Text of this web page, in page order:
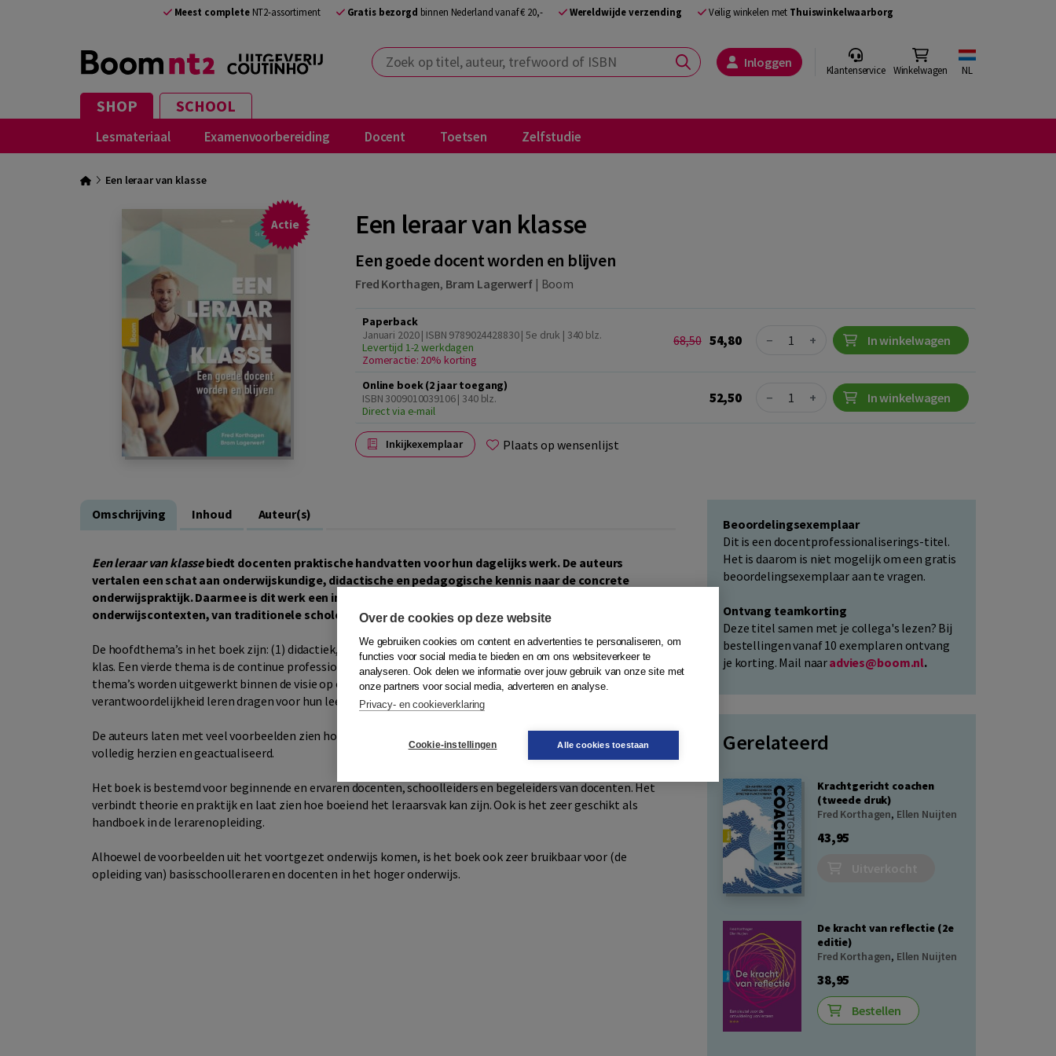
Meest completeNT2-assortiment Gratis bezorgd binnen Nederland vanaf € 20,- Wereldwijde verzending Veilig winkelen met Thuiswinkelwaarborg
Zoek op titel, auteur, trefwoord of ISBN Inloggen Klantenservice Winkelwagen NL
SHOP SCHOOL
Lesmateriaal Examenvoorbereiding Docent Toetsen Zelfstudie
Een leraar van klasse
Een leraar van klasse
Een goede docent worden en blijven
Fred Korthagen, Bram Lagerwerf| Boom
Actie
Paperback
Januari 2020 | ISBN 9789024428830 | 5e druk | 340 blz.
Levertijd 1-2 werkdagen
Zomeractie: 20% korting
68,50 54,80 Quantity
− + In winkelwagen
Online boek (2 jaar toegang)
ISBN 3009010039106| 340 blz.
Direct via e-mail
52,50 Quantity
− + In winkelwagen
Inkijkexemplaar Plaats op wensenlijst
Omschrijving Inhoud Auteur(s)
Een leraar van klassebiedt docenten praktische handvatten voor hun dagelijks werk. De auteurs
vertalen een schat aan onderwijskundige, didactische en pedagogische kennis naar de concrete
onderwijspraktijk. Daarmee is dit werk een inspiratiebron voor docenten in allerlei
onderwijscontexten, van traditionele scholen tot scholen die volop met vernieuwingen bezig zijn.
De hoofdthema’s in het boek zijn: (1) didactiek, (2) klassenmanagement en (3) de relatie van de leraar met de
klas. Een vierde thema is de continue professionele ontwikkeling van docenten in de beroepspraktijk. Deze
thema’s worden uitgewerkt binnen de visie op onderwijs, waarin de leerlingen geleidelijk steeds meer
verantwoordelijkheid leren dragen voor hun leerprocessen en -resultaten.
De auteurs laten met veel voorbeelden zien hoe docenten dat voor elkaar kunnen krijgen. Deze vijfde druk is
volledig herzien en geactualiseerd.
Het boek is bestemd voor beginnende en ervaren docenten, schoolleiders en begeleiders van docenten. Het
verbindt theorie en praktijk en laat zien hoe boeiend het leraarsvak kan zijn. Ook is het zeer geschikt als
handboek in de lerarenopleiding.
Alhoewel de voorbeelden uit het voortgezet onderwijs komen, is het boek ook zeer bruikbaar voor (de
opleiding van) basisschoolleraren en docenten in het hoger onderwijs.
Beoordelingsexemplaar
Dit is een docentprofessionaliserings-titel.
Het is daarom is niet mogelijk om een gratis
beoordelingsexemplaar aan te vragen.
Ontvang teamkorting
Deze titel samen met je collega's lezen? Bij
bestellingen vanaf 10 exemplaren ontvang
je korting. Mail naaradvies@boom.nl.
Gerelateerd
Krachtgericht coachen
(tweede druk)
Fred Korthagen, Ellen Nuijten
43,95
De kracht van reflectie (2e
editie)
Fred Korthagen, Ellen Nuijten
38,95
Bestellen
Over de cookies op deze website
We gebruiken cookies om content en advertenties te personaliseren, om
functies voor social media te bieden en om ons websiteverkeer te
analyseren. Ook delen we informatie over jouw gebruik van onze site met
onze partners voor social media, adverteren en analyse.
Privacy- en cookieverklaring
Cookie-instellingen Alle cookies toestaan